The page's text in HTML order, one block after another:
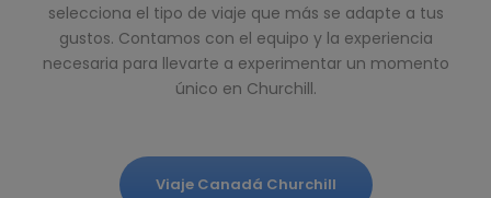
selecciona el tipo de viaje que más se adapte a tus
gustos. Contamos con el equipo y la experiencia
necesaria para llevarte a experimentar un momento
único en Churchill.
Viaje Canadá Churchill